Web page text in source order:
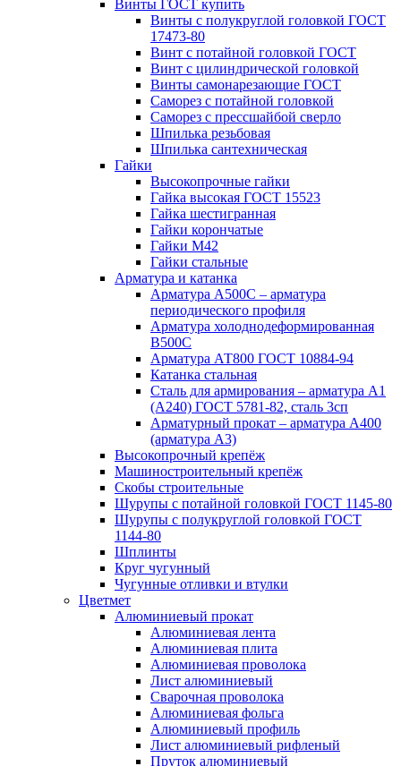
Винты ГОСТ купить
Винты с полукруглой головкой ГОСТ
17473-80
Винт с потайной головкой ГОСТ
Винт с цилиндрической головкой
Винты самонарезающие ГОСТ
Саморез с потайной головкой
Саморез с прессшайбой сверло
Шпилька резьбовая
Шпилька сантехническая
Гайки
Высокопрочные гайки
Гайка высокая ГОСТ 15523
Гайка шестигранная
Гайки корончатые
Гайки М42
Гайки стальные
Арматура и катанка
Арматура А500С – арматура
периодического профиля
Арматура холоднодеформированная
В500С
Арматура АТ800 ГОСТ 10884-94
Катанка стальная
Сталь для армирования – арматура А1
(А240) ГОСТ 5781-82, сталь 3сп
Арматурный прокат – арматура А400
(арматура А3)
Высокопрочный крепёж
Машиностроительный крепёж
Скобы строительные
Шурупы с потайной головкой ГОСТ 1145-80
Шурупы с полукруглой головкой ГОСТ
1144-80
Шплинты
Круг чугунный
Чугунные отливки и втулки
Цветмет
Алюминиевый прокат
Алюминиевая лента
Алюминиевая плита
Алюминиевая проволока
Лист алюминиевый
Сварочная проволока
Алюминиевая фольга
Алюминиевый профиль
Лист алюминиевый рифленый
Пруток алюминиевый